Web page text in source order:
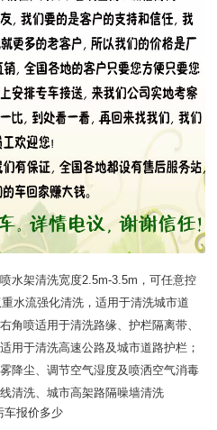
水架清洗宽度2.5m-3.5m，可任意控
水流强化清洗，适用于清洗城市道
角喷适用于清洗路缘、护栏隔离带、
用于清洗高速公路及城市道路护栏；
降尘、调节空气湿度及喷洒空气消毒
清洗、城市高架路隔噪墙清洗